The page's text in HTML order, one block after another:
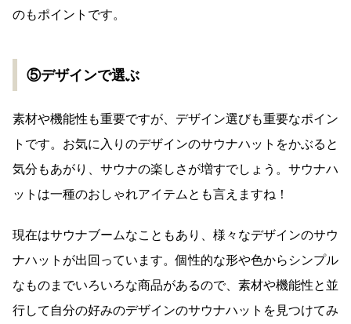
のもポイントです。
⑤デザインで選ぶ
素材や機能性も重要ですが、デザイン選びも重要なポイン
トです。お気に入りのデザインのサウナハットをかぶると
気分もあがり、サウナの楽しさが増すでしょう。サウナハ
ットは一種のおしゃれアイテムとも言えますね！
現在はサウナブームなこともあり、様々なデザインのサウ
ナハットが出回っています。個性的な形や色からシンプル
なものまでいろいろな商品があるので、素材や機能性と並
行して自分の好みのデザインのサウナハットを見つけてみ